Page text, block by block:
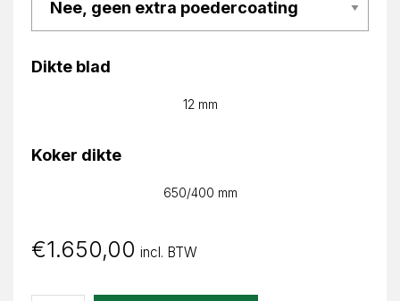
Dikte blad
12 mm
Koker dikte
650/400 mm
€1.650,00 incl. BTW